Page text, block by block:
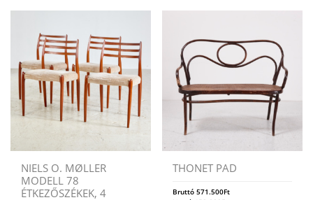
NIELS O. MØLLER
MODELL 78
ÉTKEZŐSZÉKEK, 4
THONET PAD
Bruttó571.500Ft